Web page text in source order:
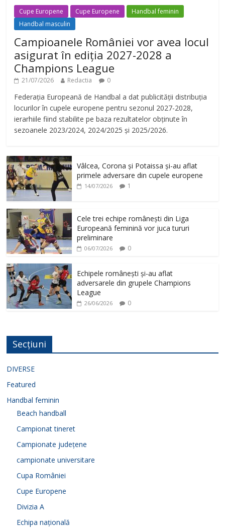
Cupe Europene Cupe Europene
Handbal feminin
Handbal masculin
Campioanele României vor avea locul
asigurat în ediția 2027-2028 a
Champions League
21/07/2026 Redactia 0
Federația Europeană de Handbal a dat publicității distribuția
locurilor în cupele europene pentru sezonul 2027-2028,
ierarhiile fiind stabilite pe baza rezultatelor obținute în
sezoanele 2023/2024, 2024/2025 și 2025/2026.
Vâlcea, Corona și Potaissa și-au aflat
primele adversare din cupele europene
14/07/2026 1
Cele trei echipe românești din Liga
Europeană feminină vor juca tururi
preliminare
06/07/2026 0
Echipele românești și-au aflat
adversarele din grupele Champions
League
26/06/2026 0
Secțiuni
DIVERSE
Featured
Handbal feminin
Beach handball
Campionat tineret
Campionate județene
campionate universitare
Cupa României
Cupe Europene
Divizia A
Echipa națională